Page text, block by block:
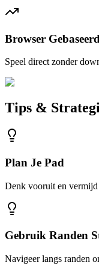
Browser Gebaseerd
Speel direct zonder
Tips &
Plan Je Pad
Denk vooruit en
Gebruik Randen
Navigeer langs randen